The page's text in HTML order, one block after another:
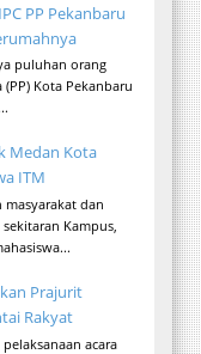
PP Pekanbaru
puluhan orang
(PP) Kota Pekanbaru
Medan Kota
ITM
masyarakat dan
Kampus,
Prajurit
Rakyat
acara